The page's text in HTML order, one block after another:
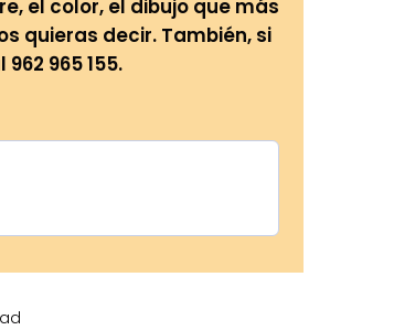
el color, el dibujo que más
quieras decir. También, si
965 155.